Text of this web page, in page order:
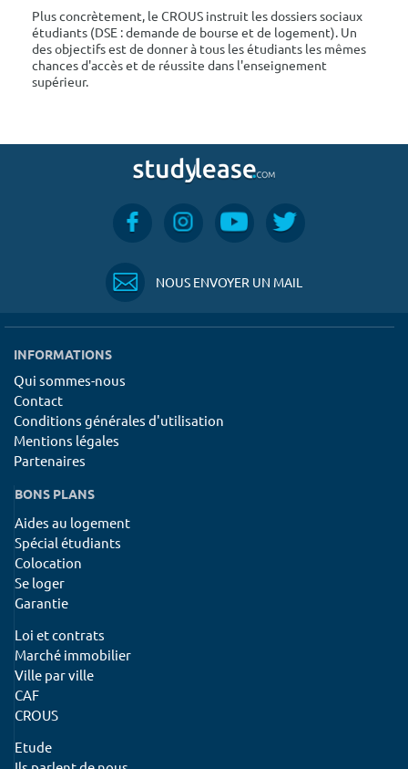
Plus concrètement, le CROUS instruit les dossiers sociaux
étudiants (DSE : demande de bourse et de logement). Un
des objectifs est de donner à tous les étudiants les mêmes
chances d'accès et de réussite dans l'enseignement
supérieur.
NOUS ENVOYER UN MAIL
INFORMATIONS
Qui sommes-nous
Contact
Conditions générales d'utilisation
Mentions légales
Partenaires
BONS PLANS
Aides au logement
Spécial étudiants
Colocation
Se loger
Garantie
Loi et contrats
Marché immobilier
Ville par ville
CAF
CROUS
Etude